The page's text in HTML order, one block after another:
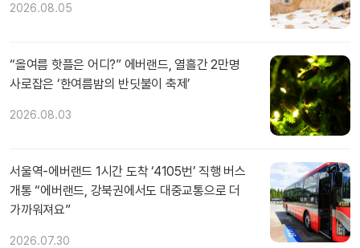
2026.08.05
“올여름 핫플은 어디?” 에버랜드, 열흘간 2만명
사로잡은 ‘한여름밤의 반딧불이 축제’
2026.08.03
서울역-에버랜드 1시간 도착 ‘4105번’ 직행 버스
개통 “에버랜드, 강북권에서도 대중교통으로 더
가까워져요”
2026.07.30